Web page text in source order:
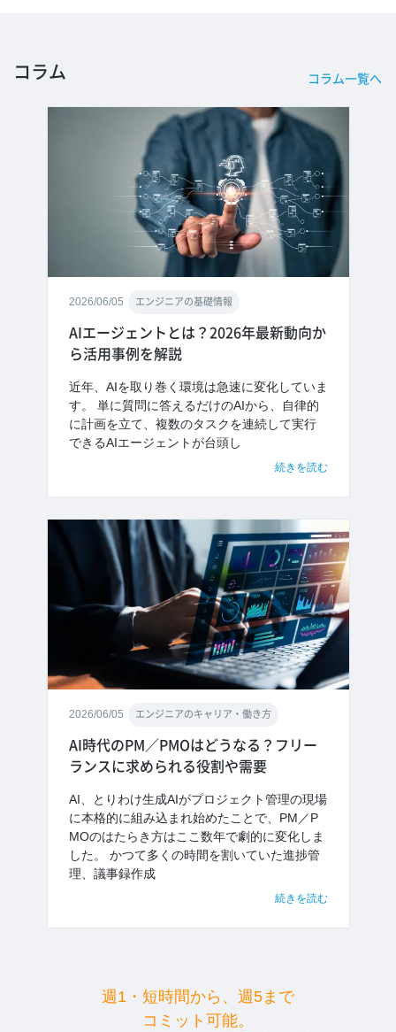
コラム コラム一覧へ
2026/06/05 エンジニアの基礎情報
AIエージェントとは？2026年最新動向か
ら活用事例を解説
近年、AIを取り巻く環境は急速に変化していま
す。 単に質問に答えるだけのAIから、自律的
に計画を立て、複数のタスクを連続して実行
できるAIエージェントが台頭し
続きを読む
2026/06/05 エンジニアのキャリア・働き方
AI時代のPM／PMOはどうなる？フリー
ランスに求められる役割や需要
AI、とりわけ生成AIがプロジェクト管理の現場
に本格的に組み込まれ始めたことで、PM／P
MOのはたらき方はここ数年で劇的に変化しま
した。 かつて多くの時間を割いていた進捗管
理、議事録作成
続きを読む
週1・短時間から、週5まで
コミット可能。